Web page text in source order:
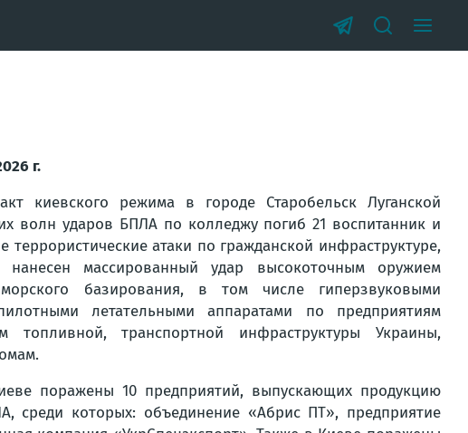
г.
киевского режима в городе Старобельск Луганской
волн ударов БПЛА по колледжу погиб 21 воспитанник и
атаки по гражданской инфраструктуре,
массированный удар высокоточным оружием
базирования, в том числе гиперзвуковыми
летательными аппаратами по предприятиям
топливной, транспортной инфраструктуры Украины,
поражены 10 предприятий, выпускающих продукцию
среди которых: объединение «Абрис ПТ», предприятие